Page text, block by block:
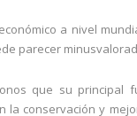
a nivel
parecer
que su principal
la conservación y